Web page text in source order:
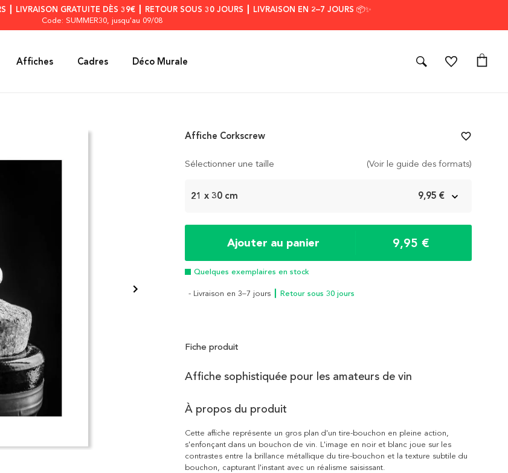
┃ LIVRAISON GRATUITE DÈS 39€ ┃ RETOUR SOUS 30 JOURS ┃ LIVRAISON EN 2–7 JOURS 📦✨
Code: SUMMER30, jusqu'au 09/08
Affiches Cadres Déco Murale
Sélectionner une taille (Voir le guide des formats)
21 x 30 cm 9,95 €
Ajouter au panier 9,95 €
Quelques exemplaires en stock
- Livraison en 3–7 jours ┃ Retour sous 30 jours
Affiche Corkscrew favorite_border
Fiche produit
Affiche sophistiquée pour les amateurs de vin
À propos du produit
Cette affiche représente un gros plan d'un tire-bouchon en pleine action,
s'enfonçant dans un bouchon de vin. L'image en noir et blanc joue sur les
contrastes entre la brillance métallique du tire-bouchon et la texture subtile du
bouchon, capturant l'instant avec un réalisme saisissant.